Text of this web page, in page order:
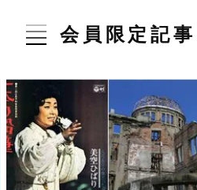
会員限定記事